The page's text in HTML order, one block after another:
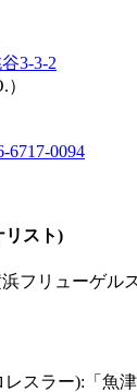
3-3-2
6717-0094
リスト)
フリューゲル
スラー):「魚